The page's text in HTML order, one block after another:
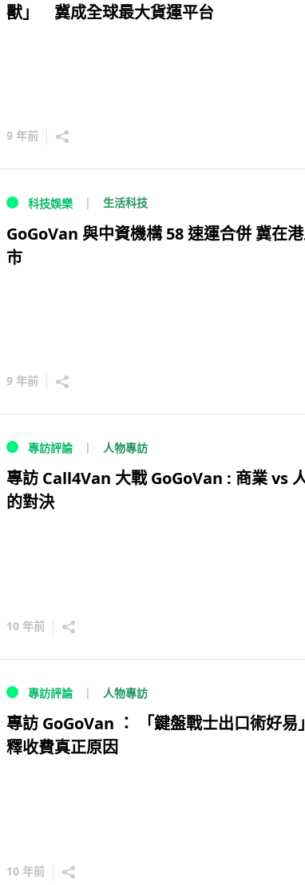
獸」 冀成全球最大貨運平台
9 年前
科技娛樂 生活科技
GoGoVan 與中資機構 58 速運合併 冀在
市
9 年前
專訪評論 人物專訪
專訪 Call4Van 大戰 GoGoVan : 商業 vs
的對決
10 年前
專訪評論 人物專訪
專訪 GoGoVan ： 「鍵盤戰士出口術好易
釋收費真正原因
10 年前